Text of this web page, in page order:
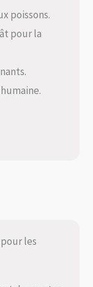
poissons.
pour la
les